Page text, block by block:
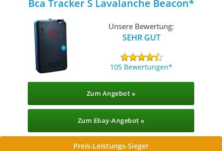
Bca Tracker S Lavalanche Beacon
Unsere Bewertung:
SEHR GUT
105 Bewertungen
Zum Angebot »
Zum Ebay-Angebot »
Preis-Leistungs-Sieger